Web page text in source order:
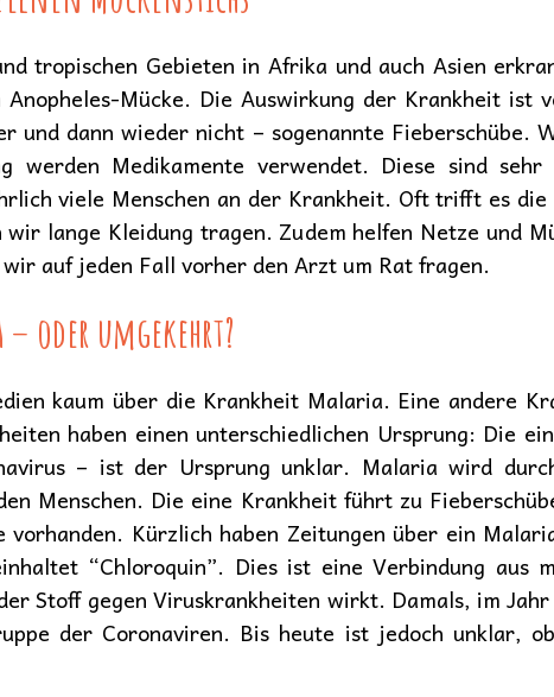
tropischen Gebieten in Afrika und auch Asien
Mücke. Die Auswirkung der Krankheit ist
und dann wieder nicht – sogenannte Fieberschübe.
werden Medikamente verwendet. Diese sind
viele Menschen an der Krankheit. Oft trifft es
lange Kleidung tragen. Zudem helfen Netze und
auf jeden Fall vorher den Arzt um Rat fragen.
oder umgekehrt?
kaum über die Krankheit Malaria. Eine andere
haben einen unterschiedlichen Ursprung: Die
– ist der Ursprung unklar. Malaria wird
Menschen. Die eine Krankheit führt zu
vorhanden. Kürzlich haben Zeitungen über ein
“Chloroquin”. Dies ist eine Verbindung aus
Stoff gegen Viruskrankheiten wirkt. Damals, im
der Coronaviren. Bis heute ist jedoch unklar,